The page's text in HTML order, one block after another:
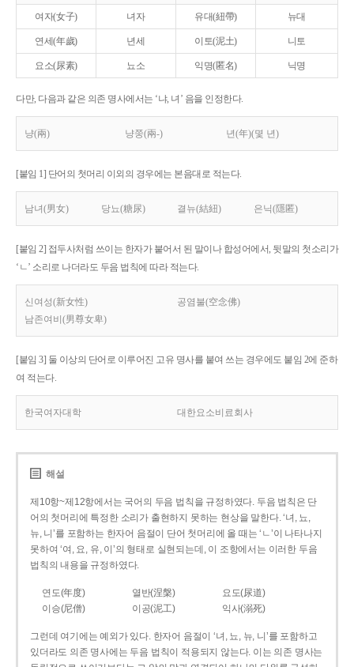
여자(女子) 녀자 유대(紐帶) 뉴대
연세(年歲) 년세 이토(泥土) 니토
요소(尿素) 뇨소 익명(匿名) 닉명
다만, 다음과 같은 의존 명사에서는 ‘냐, 녀’ 음을 인정한다.
냥(兩) 냥쭝(兩-) 년(年)(몇 년)
[붙임 1] 단어의 첫머리 이외의 경우에는 본음대로 적는다.
남녀(男女) 당뇨(糖尿) 결뉴(結紐) 은닉(隱匿)
[붙임 2] 접두사처럼 쓰이는 한자가 붙어서 된 말이나 합성어에서, 뒷말의 첫소리가
‘ㄴ’ 소리로 나더라도 두음 법칙에 따라 적는다.
신여성(新女性)
공염불(空念佛)
남존여비(男尊女卑)
[붙임 3] 둘 이상의 단어로 이루어진 고유 명사를 붙여 쓰는 경우에도 붙임 2에 준하
여 적는다.
한국여자대학 대한요소비료회사
해설
제10항~제12항에서는 국어의 두음 법칙을 규정하였다. 두음 법칙은 단
어의 첫머리에 특정한 소리가 출현하지 못하는 현상을 말한다. ‘녀, 뇨,
뉴, 니’를 포함하는 한자어 음절이 단어 첫머리에 올 때는 ‘ㄴ’이 나타나지
못하여 ‘여, 요, 유, 이’의 형태로 실현되는데, 이 조항에서는 이러한 두음
법칙의 내용을 규정하였다.
연도(年度) 열반(涅槃)
요도(尿道)
이승(尼僧)
이공(泥工) 익사(溺死)
그런데 여기에는 예외가 있다. 한자어 음절이 ‘녀, 뇨, 뉴, 니’를 포함하고
있더라도 의존 명사에는 두음 법칙이 적용되지 않는다. 이는 의존 명사는